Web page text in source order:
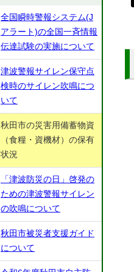
全国瞬時警報システム(J
アラート)の全国一斉情報
伝達試験の実施について
津波警報サイレン保守点
検時のサイレン吹鳴につ
いて
秋田市の災害用備蓄物資
（食糧・資機材）の保有
状況
「津波防災の日」啓発の
ための津波警報サイレン
の吹鳴について
秋田市被災者支援ガイド
について